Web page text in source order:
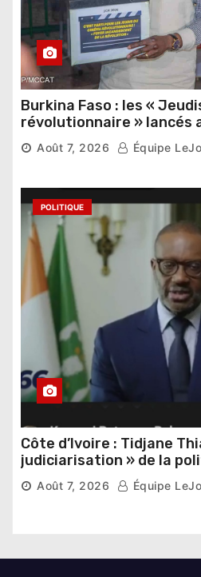
Burkina Faso : les «
révolutionnaire » lancés
Thomas Sankara
Août 7, 2026 Équipe
POLITIQUE
Côte d’Ivoire : Tidjane
judiciarisation » de la
poursuivre l’apaisement
Août 7, 2026 Équipe